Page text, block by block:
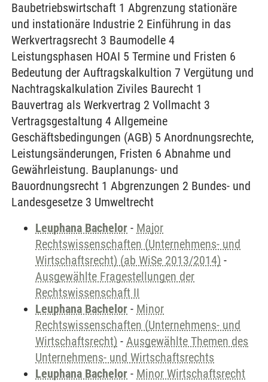
Baubetriebswirtschaft 1 Abgrenzung stationäre
und instationäre Industrie 2 Einführung in das
Werkvertragsrecht 3 Baumodelle 4
Leistungsphasen HOAI 5 Termine und Fristen 6
Bedeutung der Auftragskalkultion 7 Vergütung und
Nachtragskalkulation Ziviles Baurecht 1
Bauvertrag als Werkvertrag 2 Vollmacht 3
Vertragsgestaltung 4 Allgemeine
Geschäftsbedingungen (AGB) 5 Anordnungsrechte,
Leistungsänderungen, Fristen 6 Abnahme und
Gewährleistung. Bauplanungs- und
Bauordnungsrecht 1 Abgrenzungen 2 Bundes- und
Landesgesetze 3 Umweltrecht
Leuphana Bachelor - Major
Rechtswissenschaften (Unternehmens- und
Wirtschaftsrecht) (ab WiSe 2013/2014) -
Ausgewählte Fragestellungen der
Rechtswissenschaft II
Leuphana Bachelor - Minor
Rechtswissenschaften (Unternehmens- und
Wirtschaftsrecht) - Ausgewählte Themen des
Unternehmens- und Wirtschaftsrechts
Leuphana Bachelor - Minor Wirtschaftsrecht